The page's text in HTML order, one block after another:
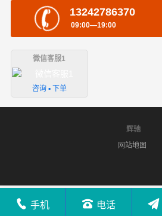
13242786370
09:00—19:00
微信客服1
咨询 ▪ 下单
辉驰
网站地图
手机 电话